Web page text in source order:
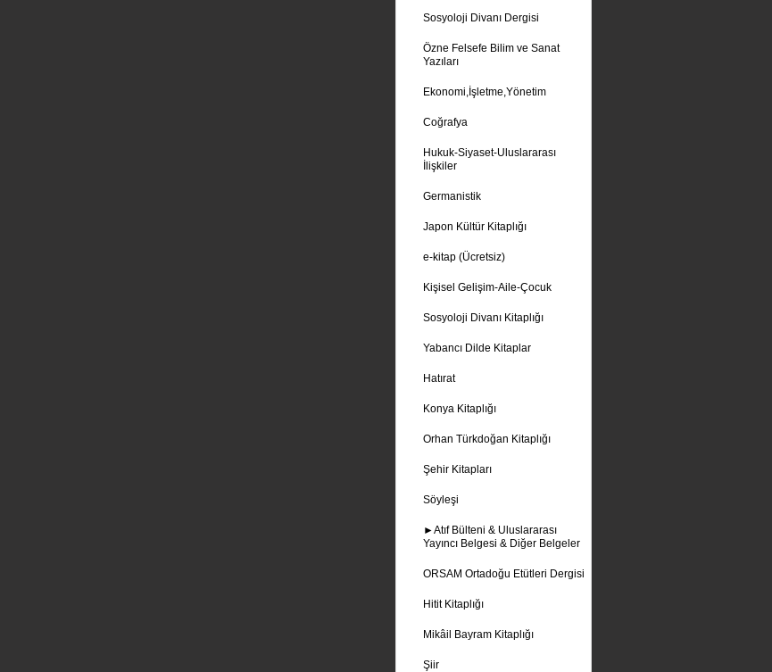
Sosyoloji Divanı Dergisi
Özne Felsefe Bilim ve Sanat
Yazıları
Ekonomi,İşletme,Yönetim
Coğrafya
Hukuk-Siyaset-Uluslararası
İlişkiler
Germanistik
Japon Kültür Kitaplığı
e-kitap (Ücretsiz)
Kişisel Gelişim-Aile-Çocuk
Sosyoloji Divanı Kitaplığı
Yabancı Dilde Kitaplar
Hatırat
Konya Kitaplığı
Orhan Türkdoğan Kitaplığı
Şehir Kitapları
Söyleşi
►Atıf Bülteni & Uluslararası
Yayıncı Belgesi & Diğer Belgeler
ORSAM Ortadoğu Etütleri Dergisi
Hitit Kitaplığı
Mikâil Bayram Kitaplığı
Şiir